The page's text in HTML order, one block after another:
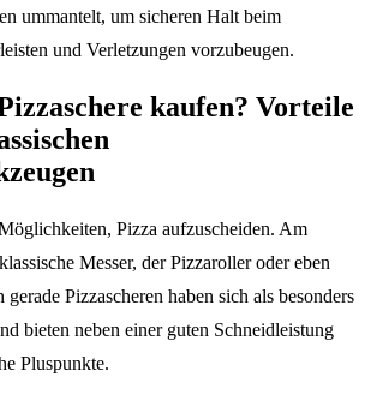
ummantelt, um sicheren Halt beim
und Verletzungen vorzubeugen.
kaufen? Vorteile
Pizza aufzuscheiden. Am
Messer, der Pizzaroller oder eben
Pizzascheren haben sich als besonders
bieten neben einer guten Schneidleistung
Pluspunkte.